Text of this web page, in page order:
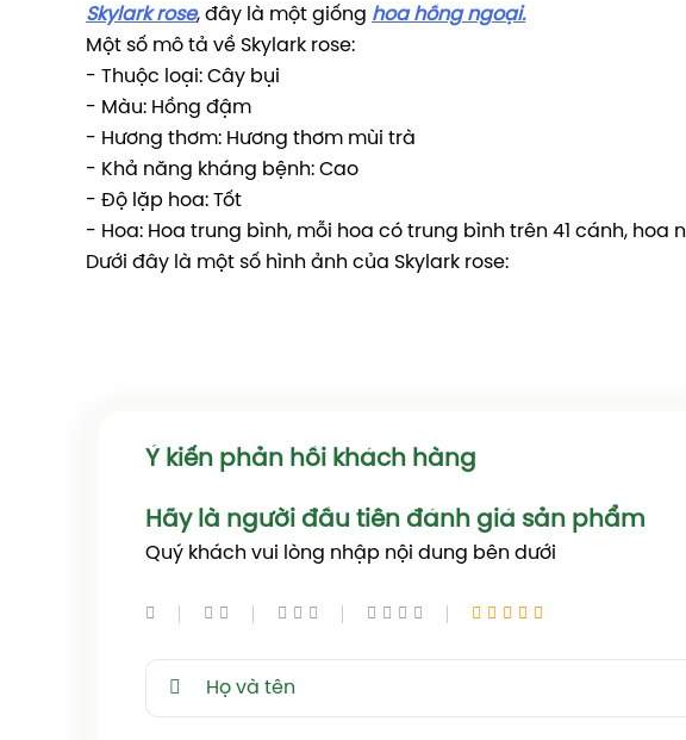
THÔNG TIN CHI TIẾT
, đây là một giống
hoa hồng ngoại.
Một số mô tả về Skylark rose:
- Hoa: Hoa trung bình, mỗi hoa có trung bình trên 41 cánh,
Ý kiến phản hồi khách hàng